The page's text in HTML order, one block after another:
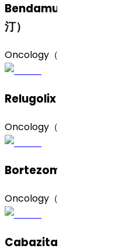
Bendamustine
汀）
Oncology（肿瘤）
Relugolix（瑞卢戈利）
Oncology（肿瘤）
Bortezomib（硼替佐
Oncology（肿瘤）
Cabazitaxel（卡巴他